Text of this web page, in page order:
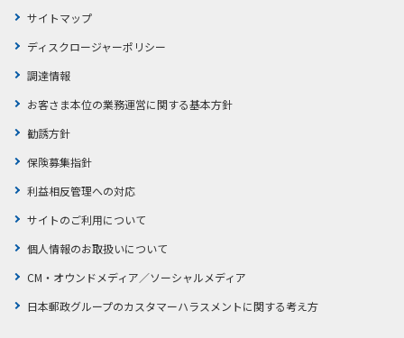
サイトマップ
ディスクロージャーポリシー
調達情報
お客さま本位の業務運営に関する基本方針
勧誘方針
保険募集指針
利益相反管理への対応
サイトのご利用について
個人情報のお取扱いについて
CM・オウンドメディア／ソーシャルメディア
日本郵政グループのカスタマーハラスメントに関する考え方